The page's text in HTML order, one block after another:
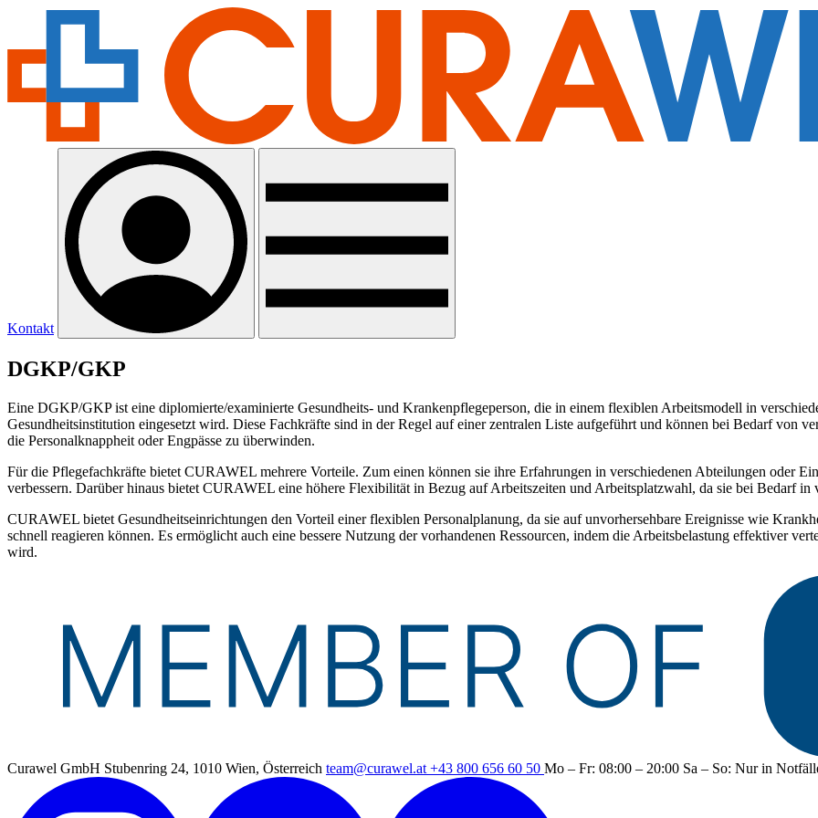
Kontakt
DGKP/GKP
Eine DGKP/GKP ist eine diplomierte/examinierte Gesundheits- und Krankenpflegeperson, die in einem flexiblen Arbeitsmodell in
Gesundheitsinstitution eingesetzt wird. Diese Fachkräfte sind in der Regel auf einer zentralen Liste aufgeführt und können bei Bedarf von
die Personalknappheit oder Engpässe zu überwinden.
Für die Pflegefachkräfte bietet CURAWEL mehrere Vorteile. Zum einen können sie ihre Erfahrungen in verschiedenen Abteilungen oder
verbessern. Darüber hinaus bietet CURAWEL eine höhere Flexibilität in Bezug auf Arbeitszeiten und Arbeitsplatzwahl, da sie bei Bedarf in
CURAWEL bietet Gesundheitseinrichtungen den Vorteil einer flexiblen Personalplanung, da sie auf unvorhersehbare Ereignisse wie
schnell reagieren können. Es ermöglicht auch eine bessere Nutzung der vorhandenen Ressourcen, indem die Arbeitsbelastung effektiver
wird.
Curawel GmbH Stubenring 24, 1010 Wien, Österreich team@curawel.at +43 800 656 60 50 Mo – Fr: 08:00 – 20:00 Sa – So: Nur in